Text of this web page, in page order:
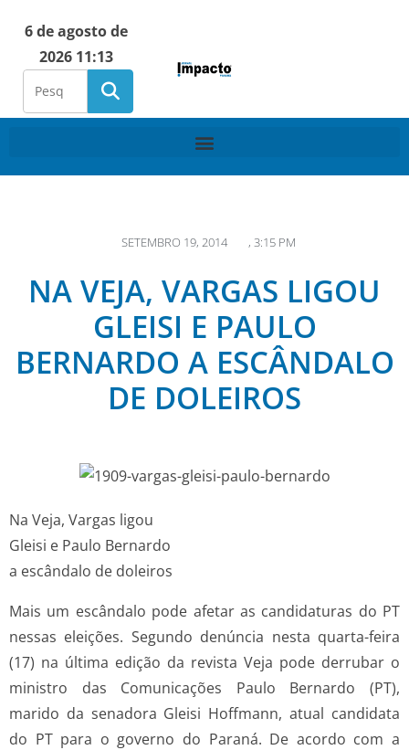
6 de agosto de
2026 11:13
SETEMBRO 19, 2014 , 3:15 PM
NA VEJA, VARGAS LIGOU
GLEISI E PAULO
BERNARDO A ESCÂNDALO
DE DOLEIROS
Na Veja, Vargas ligou
Gleisi e Paulo Bernardo
a escândalo de doleiros
Mais um escândalo pode afetar as candidaturas do PT
nessas eleições. Segundo denúncia nesta quarta-feira
(17) na última edição da revista Veja pode derrubar o
ministro das Comunicações Paulo Bernardo (PT),
marido da senadora Gleisi Hoffmann, atual candidata
do PT para o governo do Paraná. De acordo com a